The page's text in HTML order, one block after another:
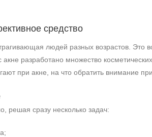
средство
людей разных возрастов. Это
разработано множество
при акне, на что обратить внимание
решая сразу несколько задач: